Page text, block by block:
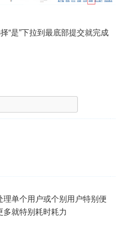
“是”下拉到最底部提交就完成
单个用户或个别用户特别便
多就特别耗时耗力